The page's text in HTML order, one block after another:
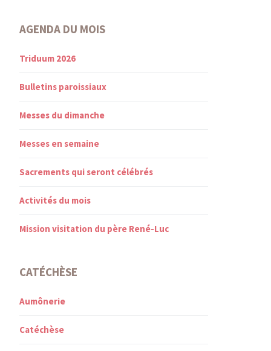
AGENDA DU MOIS
Triduum 2026
Bulletins paroissiaux
Messes du dimanche
Messes en semaine
Sacrements qui seront célébrés
Activités du mois
Mission visitation du père René-Luc
CATÉCHÈSE
Aumônerie
Catéchèse